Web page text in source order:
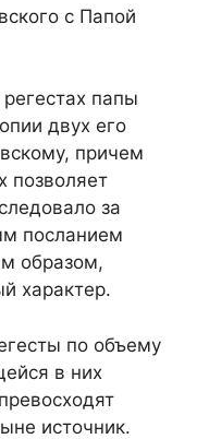
с Папой
папы
двух его
причем
позволяет
за
посланием
образом,
характер.
по объему
в них
источник.